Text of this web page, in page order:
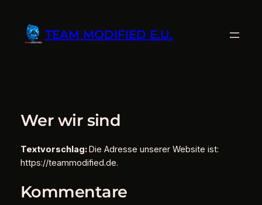
springen
TEAM MODIFIED E.U.
Wer wir sind
Textvorschlag:Die Adresse unserer Website ist:
https://teammodified.de.
Kommentare